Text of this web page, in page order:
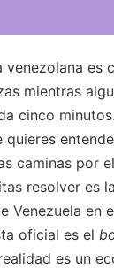
venezolana es
mientras
cinco
quieres
caminas por
resolver es
Venezuela en
oficial es el
es un